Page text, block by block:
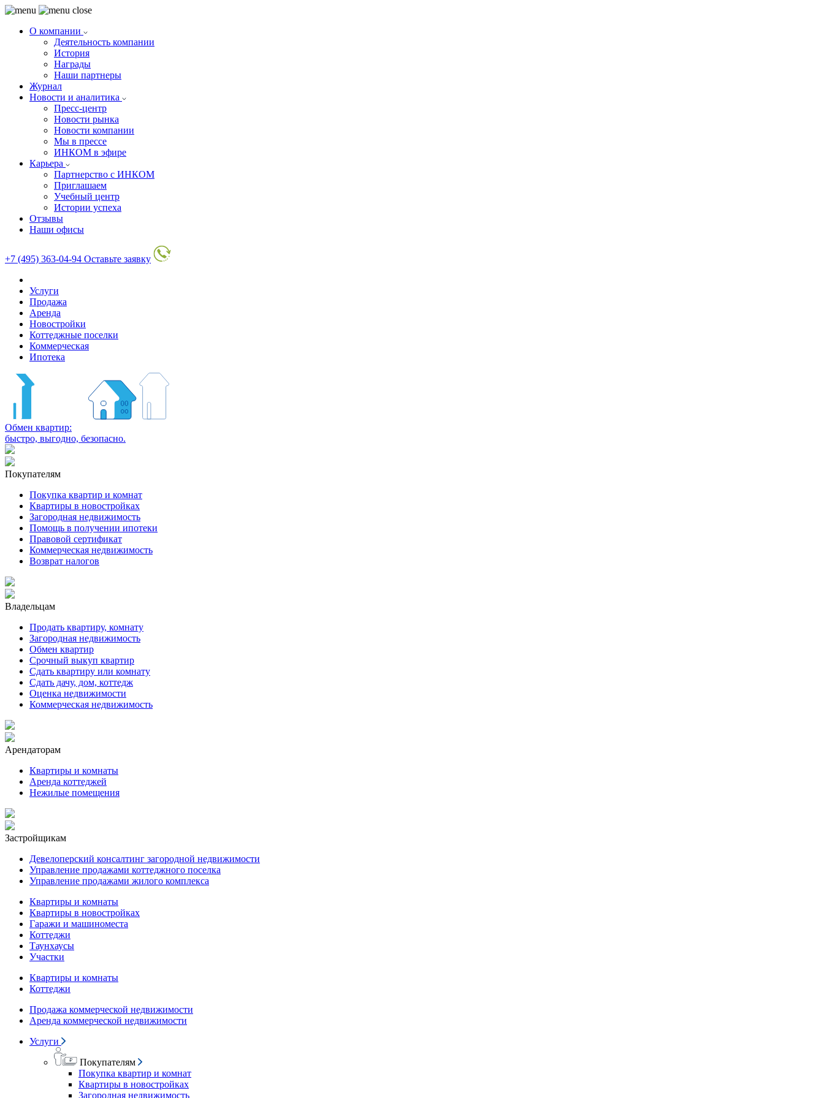
О компании
Деятельность компании
История
Награды
Наши партнеры
Журнал
Новости и аналитика
Пресс-центр
Новости рынка
Новости компании
Мы в прессе
ИНКОМ в эфире
Карьера
Партнерство с ИНКОМ
Приглашаем
Учебный центр
Истории успеха
Отзывы
Наши офисы
+7 (495) 363-04-94 Оставьте заявку
Услуги
Продажа
Аренда
Новостройки
Коттеджные поселки
Коммерческая
Ипотека
Обмен квартир:
быстро, выгодно, безопасно.
Покупателям
Покупка квартир и комнат
Квартиры в новостройках
Загородная недвижимость
Помощь в получении ипотеки
Правовой сертификат
Коммерческая недвижимость
Возврат налогов
Владельцам
Продать квартиру, комнату
Загородная недвижимость
Обмен квартир
Срочный выкуп квартир
Сдать квартиру или комнату
Сдать дачу, дом, коттедж
Оценка недвижимости
Коммерческая недвижимость
Арендаторам
Квартиры и комнаты
Аренда коттеджей
Нежилые помещения
Застройщикам
Девелоперский консалтинг загородной недвижимости
Управление продажами коттеджного поселка
Управление продажами жилого комплекса
Квартиры и комнаты
Квартиры в новостройках
Гаражи и машиноместа
Коттеджи
Таунхаусы
Участки
Квартиры и комнаты
Коттеджи
Продажа коммерческой недвижимости
Аренда коммерческой недвижимости
Услуги
Покупателям
Покупка квартир и комнат
Квартиры в новостройках
Загородная недвижимость